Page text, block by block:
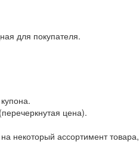
для покупателя.
цена).
некоторый ассортимент